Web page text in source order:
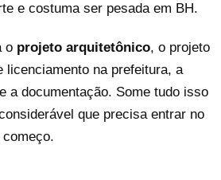
e costuma ser pesada em BH.
o projeto arquitetônico, o projeto
licenciamento na prefeitura, a
a documentação. Some tudo isso
que precisa entrar no
começo.